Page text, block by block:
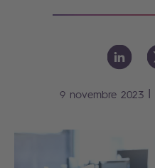
9 novembre 2023 |